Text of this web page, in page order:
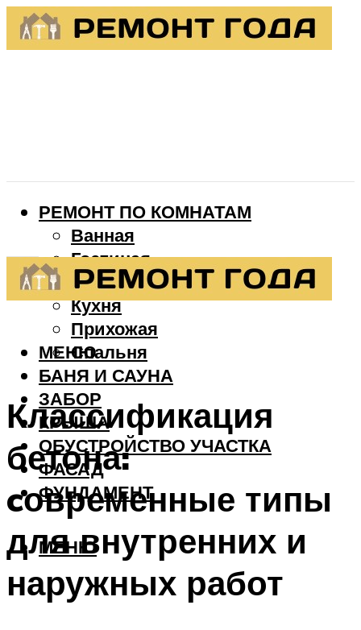
РЕМОНТ ПО КОМНАТАМ
Ванная
Гостиная
Детская
Кухня
Прихожая
Спальня
БАНЯ И САУНА
ЗАБОР
КРЫША
ОБУСТРОЙСТВО УЧАСТКА
ФАСАД
ФУНДАМЕНТ
МЕНЮ
МЕНЮ
Классификация
бетона:
cовременные типы
для внутренних и
наружных работ